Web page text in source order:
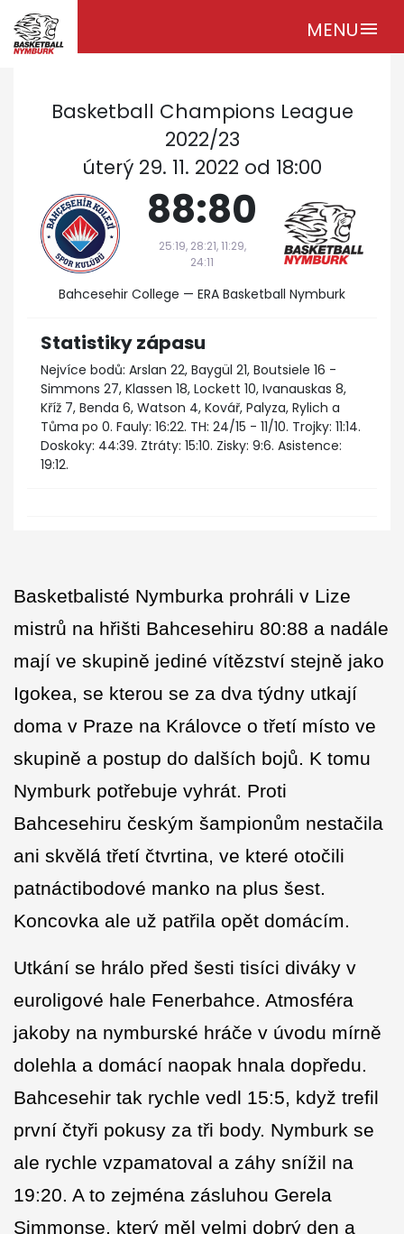
MENUmenu
Basketball Champions League
2022/23
úterý 29. 11. 2022 od 18:00
88:80
25:19, 28:21, 11:29,
24:11
Bahcesehir College — ERA Basketball Nymburk
Statistiky zápasu
Nejvíce bodů: Arslan 22, Baygül 21, Boutsiele 16 -
Simmons 27, Klassen 18, Lockett 10, Ivanauskas 8,
Kříž 7, Benda 6, Watson 4, Kovář, Palyza, Rylich a
Tůma po 0. Fauly: 16:22. TH: 24/15 - 11/10. Trojky: 11:14.
Doskoky: 44:39. Ztráty: 15:10. Zisky: 9:6. Asistence:
19:12.
Basketbalisté Nymburka prohráli v Lize
mistrů na hřišti Bahcesehiru 80:88 a nadále
mají ve skupině jediné vítězství stejně jako
Igokea, se kterou se za dva týdny utkají
doma v Praze na Královce o třetí místo ve
skupině a postup do dalších bojů. K tomu
Nymburk potřebuje vyhrát. Proti
Bahcesehiru českým šampionům nestačila
ani skvělá třetí čtvrtina, ve které otočili
patnáctibodové manko na plus šest.
Koncovka ale už patřila opět domácím.
Utkání se hrálo před šesti tisíci diváky v
euroligové hale Fenerbahce. Atmosféra
jakoby na nymburské hráče v úvodu mírně
dolehla a domácí naopak hnala dopředu.
Bahcesehir tak rychle vedl 15:5, když trefil
první čtyři pokusy za tři body. Nymburk se
ale rychle vzpamatoval a záhy snížil na
19:20. A to zejména zásluhou Gerela
Simmonse, který měl velmi dobrý den a